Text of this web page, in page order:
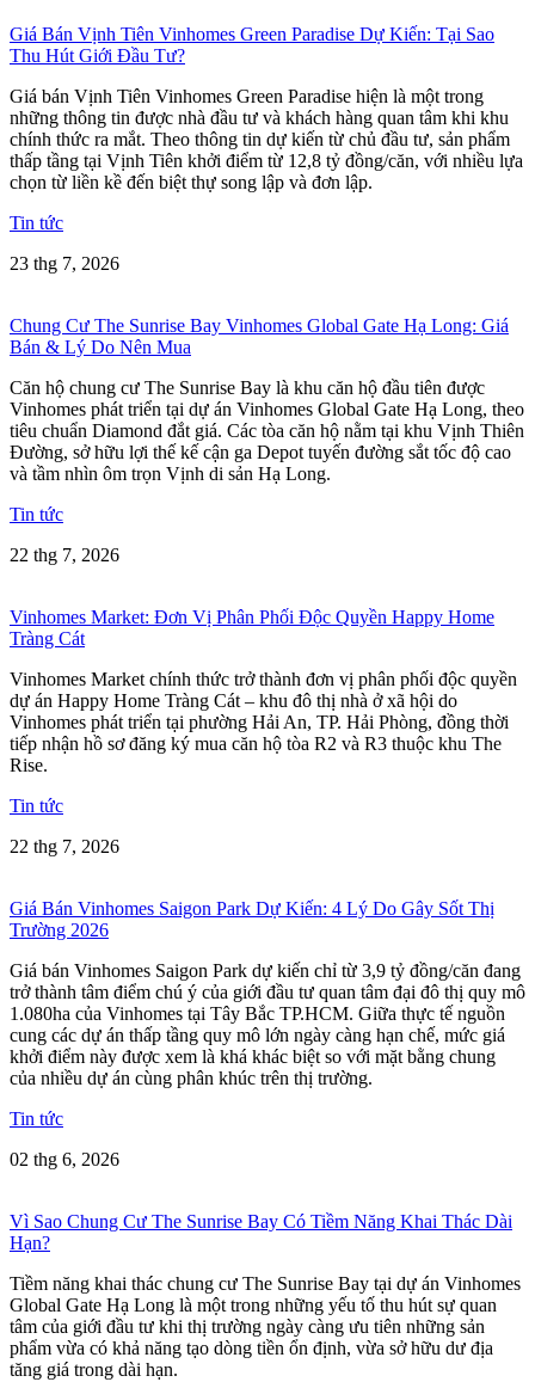
Giá Bán Vịnh Tiên Vinhomes Green Paradise Dự Kiến: Tại Sao
Thu Hút Giới Đầu Tư?
Giá bán Vịnh Tiên Vinhomes Green Paradise hiện là một trong
những thông tin được nhà đầu tư và khách hàng quan tâm khi khu
chính thức ra mắt. Theo thông tin dự kiến từ chủ đầu tư, sản phẩm
thấp tầng tại Vịnh Tiên khởi điểm từ 12,8 tỷ đồng/căn, với nhiều lựa
chọn từ liền kề đến biệt thự song lập và đơn lập.
Tin tức
23 thg 7, 2026
Chung Cư The Sunrise Bay Vinhomes Global Gate Hạ Long: Giá
Bán & Lý Do Nên Mua
Căn hộ chung cư The Sunrise Bay là khu căn hộ đầu tiên được
Vinhomes phát triển tại dự án Vinhomes Global Gate Hạ Long, theo
tiêu chuẩn Diamond đắt giá. Các tòa căn hộ nằm tại khu Vịnh Thiên
Đường, sở hữu lợi thế kế cận ga Depot tuyến đường sắt tốc độ cao
và tầm nhìn ôm trọn Vịnh di sản Hạ Long.
Tin tức
22 thg 7, 2026
Vinhomes Market: Đơn Vị Phân Phối Độc Quyền Happy Home
Tràng Cát
Vinhomes Market chính thức trở thành đơn vị phân phối độc quyền
dự án Happy Home Tràng Cát – khu đô thị nhà ở xã hội do
Vinhomes phát triển tại phường Hải An, TP. Hải Phòng, đồng thời
tiếp nhận hồ sơ đăng ký mua căn hộ tòa R2 và R3 thuộc khu The
Rise.
Tin tức
22 thg 7, 2026
Giá Bán Vinhomes Saigon Park Dự Kiến: 4 Lý Do Gây Sốt Thị
Trường 2026
Giá bán Vinhomes Saigon Park dự kiến chỉ từ 3,9 tỷ đồng/căn đang
trở thành tâm điểm chú ý của giới đầu tư quan tâm đại đô thị quy mô
1.080ha của Vinhomes tại Tây Bắc TP.HCM. Giữa thực tế nguồn
cung các dự án thấp tầng quy mô lớn ngày càng hạn chế, mức giá
khởi điểm này được xem là khá khác biệt so với mặt bằng chung
của nhiều dự án cùng phân khúc trên thị trường.
Tin tức
02 thg 6, 2026
Vì Sao Chung Cư The Sunrise Bay Có Tiềm Năng Khai Thác Dài
Hạn?
Tiềm năng khai thác chung cư The Sunrise Bay tại dự án Vinhomes
Global Gate Hạ Long là một trong những yếu tố thu hút sự quan
tâm của giới đầu tư khi thị trường ngày càng ưu tiên những sản
phẩm vừa có khả năng tạo dòng tiền ổn định, vừa sở hữu dư địa
tăng giá trong dài hạn.